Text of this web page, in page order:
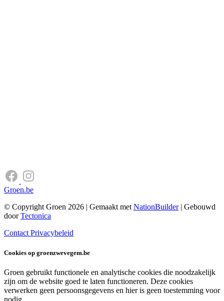
Groen.be
© Copyright Groen 2026 | Gemaakt metNationBuilder| Gebouwd
doorTectonica
ContactPrivacybeleid
Cookies op groenzwevegem.be
Groen gebruikt functionele en analytische cookies die noodzakelijk
zijn om de website goed te laten functioneren. Deze cookies
verwerken geen persoonsgegevens en hier is geen toestemming voor
nodig.